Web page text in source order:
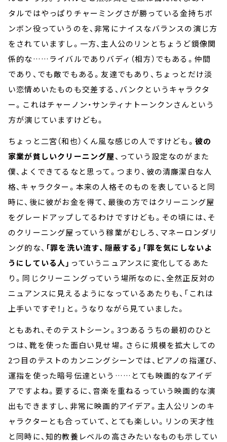
タルではやっぱりチャーミングさが勝っている金持ちボ
ンボン役っていうのを、非常にナイスなバランスの演じ方
をされていますし。一方、主人公のリンとちょうど鏡像関
係的な……ライバルでありバディ（相方）でもある。仲間
であり、でも敵でもある。友達でもあり、ちょっとだけ淡
い恋情めいたものも交差する、バンクというキャラクタ
ー。これはチャーノン・サンティナトーンクンさんという
方が演じていますけども。
ちょっと二宮（和也）くん風な感じの人ですけども。 彼の
家業が貧しいクリーニング屋、っていう設定なのがまた
僕、よくできてるなと思って。つまり、彼の清廉潔白な人
格、キャラクター。本来の人格そのものを表していると同
時に、後に彼がお金を得て、最後の方ではクリーニング屋
をグレードアップしてるわけですけども。その頃には、そ
のクリーニング屋っていう稼業がむしろ、マネーロンダリ
ング的な、 「罪を洗い流す、隠蔽する」「罪を気にしないよ
うにしている人」 っていうニュアンスに変化してるあた
り。同じクリーニングっていう場所なのに、全然正反対の
ニュアンスに見えるようになっているあたりも、「これは
上手いですぞ！」と。うなりながら見ていました。
ともあれ、そのテストシーン。3つあるうちの最初のひと
つは、靴を使った面白い見せ場。さらに規模を拡大しての
2つ目のテストのカンニングシーンでは、ピアノの指運び、
運指を使った暗号伝達という……とても映画的なアイデ
アですよね。要するに、音楽を重ねるっていう映画的な演
出もできますし、非常に映画的アイデア。主人公リンのキ
ャラクターとも合っていて、とても楽しい。リンの天才性
と同時に、知的教養レベルの高さみたいなものも示してい